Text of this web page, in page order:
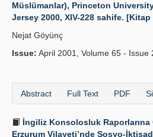
Müslümanlar), Princeton
Jersey 2000, XIV-228 sahife. [Kitap
Nejat Göyünç
Issue: April 2001, Volume 65 - Issue
Abstract Full Text PDF
İngiliz Konsolosluk Raporlarına
Erzurum Vilayeti’nde Sosyo-